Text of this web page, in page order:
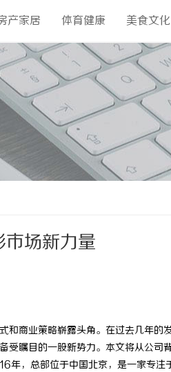
产家居 体育健康 美食文化
场新力量
和商业策略崭露头角。在过去几年的
受瞩目的一股新势力。本文将从公司
年，总部位于中国北京，是一家专注